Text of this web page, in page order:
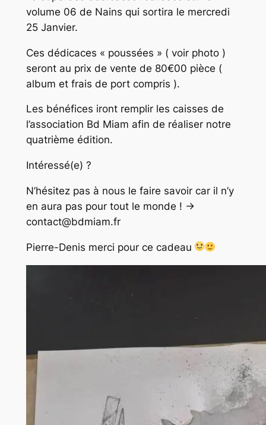
volume 06 de Nains qui sortira le mercredi
25 Janvier.
Ces dédicaces « poussées » ( voir photo )
seront au prix de vente de 80€00 pièce (
album et frais de port compris ).
Les bénéfices iront remplir les caisses de
l’association Bd Miam afin de réaliser notre
quatrième édition.
Intéressé(e) ?
N’hésitez pas à nous le faire savoir car il n’y
en aura pas pour tout le monde ! ->
contact@bdmiam.fr
Pierre-Denis merci pour ce cadeau